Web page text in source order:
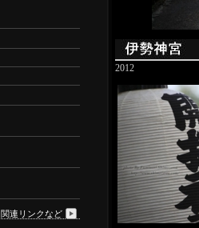
2012
関連リンクなど